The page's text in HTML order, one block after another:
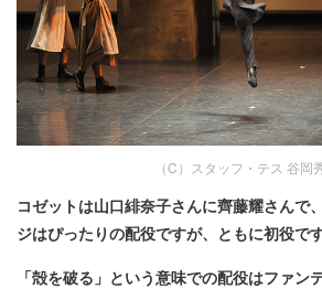
（C）スタッフ・テス 谷岡
コゼットは山口緋奈子さんに齊藤耀さんで
ジはぴったりの配役ですが、ともに初役です
「殻を破る」という意味での配役はファン